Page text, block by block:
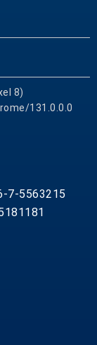
8)
131.0.0.0
7-5563215